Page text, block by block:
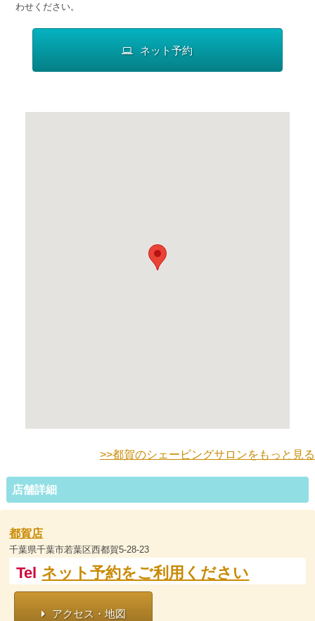
わせください。
ネット予約
>>都賀のシェービングサロンをもっと見る
店舗詳細
都賀店
千葉県千葉市若葉区西都賀5-28-23
Tel ネット予約をご利用ください
アクセス・地図